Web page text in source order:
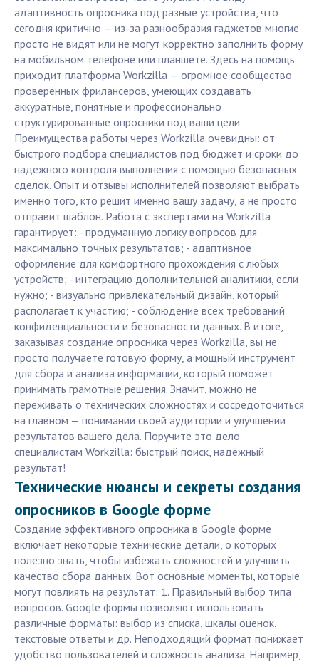
адаптивность опросника под разные устройства, что
сегодня критично — из-за разнообразия гаджетов многие
просто не видят или не могут корректно заполнить форму
на мобильном телефоне или планшете. Здесь на помощь
приходит платформа Workzilla — огромное сообщество
проверенных фрилансеров, умеющих создавать
аккуратные, понятные и профессионально
структурированные опросники под ваши цели.
Преимущества работы через Workzilla очевидны: от
быстрого подбора специалистов под бюджет и сроки до
надежного контроля выполнения с помощью безопасных
сделок. Опыт и отзывы исполнителей позволяют выбрать
именно того, кто решит именно вашу задачу, а не просто
отправит шаблон. Работа с экспертами на Workzilla
гарантирует: - продуманную логику вопросов для
максимально точных результатов; - адаптивное
оформление для комфортного прохождения с любых
устройств; - интеграцию дополнительной аналитики, если
нужно; - визуально привлекательный дизайн, который
располагает к участию; - соблюдение всех требований
конфиденциальности и безопасности данных. В итоге,
заказывая создание опросника через Workzilla, вы не
просто получаете готовую форму, а мощный инструмент
для сбора и анализа информации, который поможет
принимать грамотные решения. Значит, можно не
переживать о технических сложностях и сосредоточиться
на главном — понимании своей аудитории и улучшении
результатов вашего дела. Поручите это дело
специалистам Workzilla: быстрый поиск, надёжный
результат!
Технические нюансы и секреты создания
опросников в Google форме
Создание эффективного опросника в Google форме
включает некоторые технические детали, о которых
полезно знать, чтобы избежать сложностей и улучшить
качество сбора данных. Вот основные моменты, которые
могут повлиять на результат: 1. Правильный выбор типа
вопросов. Google формы позволяют использовать
различные форматы: выбор из списка, шкалы оценок,
текстовые ответы и др. Неподходящий формат понижает
удобство пользователей и сложность анализа. Например,